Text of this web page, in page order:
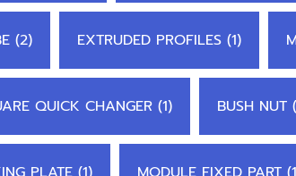
(2) EXTRUDED PROFILES (1)
QUICK CHANGER (1) BUSH NUT